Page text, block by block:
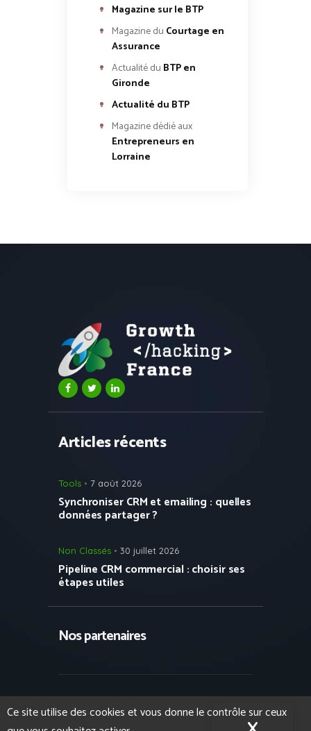
Ce site utilise des cookies et vous donne le contrôle sur ceux
Magazine sur le BTP
Magazine du Courtage en
Assurance
Actualité du BTP en
Gironde
Actualité du BTP
Magazine dédié aux
Entrepreneurs en
Lorraine
Articles récents
Tools 7 août 2026
Synchroniser CRM et emailing : quelles
données partager ?
Non Classés 30 juillet 2026
Pipeline CRM commercial : choisir ses
étapes utiles
Nos partenaires
- Tous droits réservés.Formation IA et